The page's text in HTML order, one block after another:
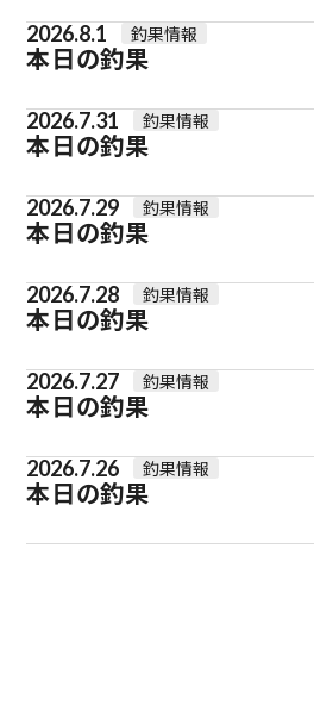
2026.8.1 釣果情報
本日の釣果
2026.7.31 釣果情報
本日の釣果
2026.7.29 釣果情報
本日の釣果
2026.7.28 釣果情報
本日の釣果
2026.7.27 釣果情報
本日の釣果
2026.7.26 釣果情報
本日の釣果